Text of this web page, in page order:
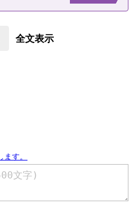
全文表示